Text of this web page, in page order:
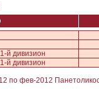
й дивизион
й дивизион
по фев-2012